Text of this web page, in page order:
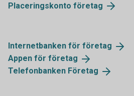
Placeringskonto företag
Internetbanken för företag
Appen för företag
Telefonbanken Företag